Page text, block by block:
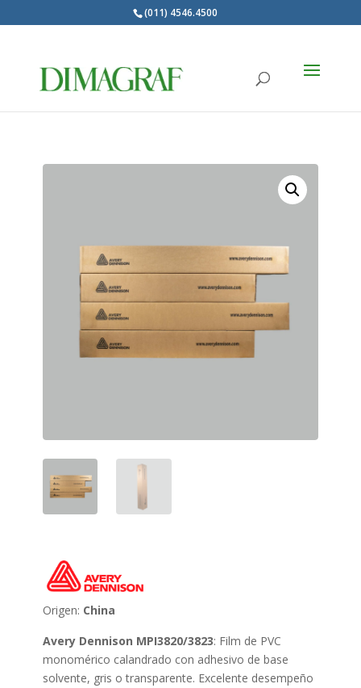
(011) 4546.4500
Origen: China
Avery Dennison MPI3820/3823: Film de PVC
monomérico calandrado con adhesivo de base
solvente, gris o transparente. Excelente desempeño